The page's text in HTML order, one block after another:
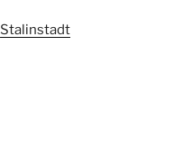
Stalinstadt